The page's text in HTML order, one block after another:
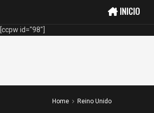
INICIO
[ccpw id="98"]
Home Reino Unido